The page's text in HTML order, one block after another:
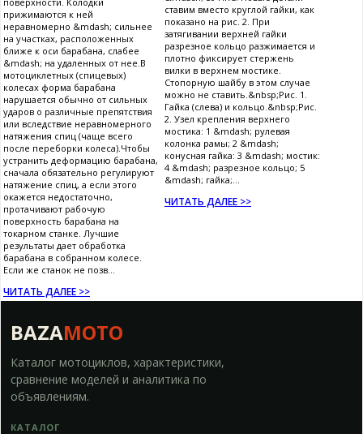
прижимаются к ней
неравномерно &mdash; сильнее
на участках, расположенных
ближе к оси барабана, слабее
&mdash; на удаленных от нее.В
мотоциклетных (спицевых)
колесах форма барабана
нарушается обычно от сильных
ударов о различные препятствия
или вследствие неравномерного
натяжения спиц (чаще всего
после переборки колеса).Чтобы
устранить деформацию барабана,
сначала обязательно регулируют
натяжение спиц, а если этого
окажется недостаточно,
протачивают рабочую
поверхность барабана на
токарном станке. Лучшие
результаты дает обработка
барабана в собранном колесе.
Если же станок не позв...
ЧИТАТЬ ДАЛЕЕ >>
ставим вместо круглой гайки, как
показано на рис. 2. При
затягивании верхней гайки
разрезное кольцо разжимается и
плотно фиксирует стержень
вилки в верхнем мостике.
Стопорную шайбу в этом случае
можно не ставить.&nbsp;Рис. 1.
Гайка (слева) и кольцо.&nbsp;Рис.
2. Узел крепления верхнего
мостика: 1 &mdash; рулевая
колонка рамы; 2 &mdash;
конусная гайка: 3 &mdash; мостик:
4 &mdash; разрезное кольцо; 5
&mdash; гайка;...
ЧИТАТЬ ДАЛЕЕ >>
BAZAMOTO
Каталог мотоциклов, характеристики,
сравнение моделей и аналитика по
объявлениям.
КАТАЛОГ